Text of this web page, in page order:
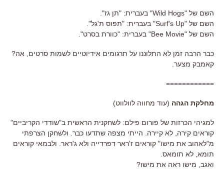
השם של "Wild Hogs" בעברית: "תן גז".
השם של "Surf's Up" בעברית: "תפוס ת'גל".
השם של "Bee Movie" בעברית: "כוורת בסרט".
כבר הרבה זמן לא התלוננו על תרגומים אידיוטיים לשמות סרטים, אה?
קאמבק מצער.
============
מחלקת הגהה (עוד מחווה לוולווט)
למגיהי הכרזות של פורום פילם: לשחקנית הראשית ב"שודדי הקריביים"
קוראים קירה, לא קיירה. הייתי מצפה שתדעו כבר. ולשחקן הצרפתי
מ"לאהוב את מישו" קוראים ז'ראר דפרדייה ולא ג'ראר. ולבמאי קוראים
תומא, לא תומאס.
ואגב, מישו ראה את מישו?